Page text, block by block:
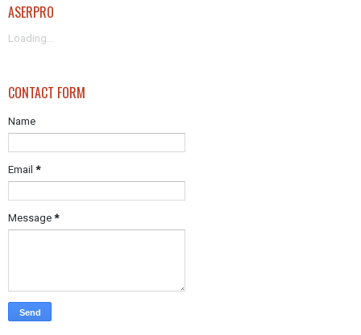
ASERPRO
Loading...
CONTACT FORM
Name
Email *
Message *